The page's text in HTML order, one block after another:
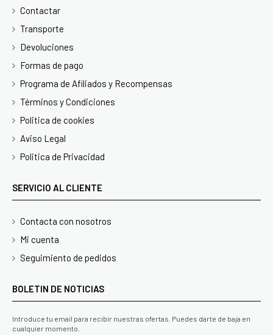
Contactar
Transporte
Devoluciones
Formas de pago
Programa de Afiliados y Recompensas
Términos y Condiciones
Politica de cookies
Aviso Legal
Politica de Privacidad
SERVICIO AL CLIENTE
Contacta con nosotros
Mi cuenta
Seguimiento de pedidos
BOLETIN DE NOTICIAS
Introduce tu email para recibir nuestras ofertas. Puedes darte de baja en
cualquier momento.